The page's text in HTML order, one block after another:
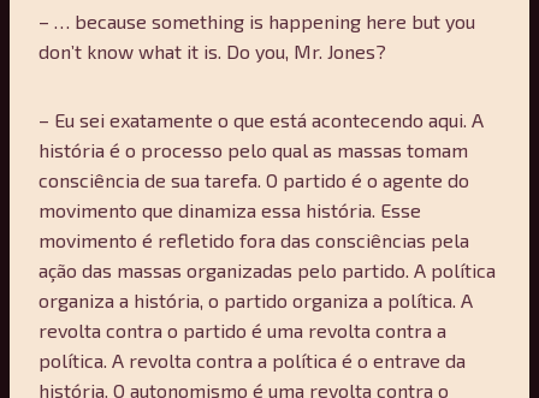
– … because something is happening here but you
don’t know what it is. Do you, Mr. Jones?
– Eu sei exatamente o que está acontecendo aqui. A
história é o processo pelo qual as massas tomam
consciência de sua tarefa. O partido é o agente do
movimento que dinamiza essa história. Esse
movimento é refletido fora das consciências pela
ação das massas organizadas pelo partido. A política
organiza a história, o partido organiza a política. A
revolta contra o partido é uma revolta contra a
política. A revolta contra a política é o entrave da
história. O autonomismo é uma revolta contra o